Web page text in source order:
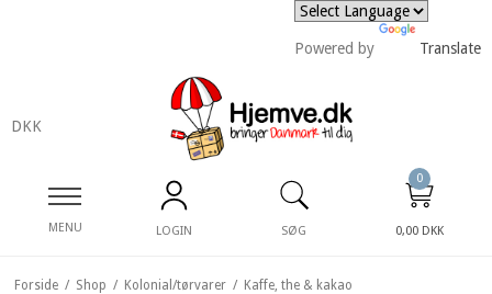
Powered by Translate
DKK
MENU LOGIN SØG
0
0,00 DKK
Forside / Shop / Kolonial/tørvarer / Kaffe, the & kakao